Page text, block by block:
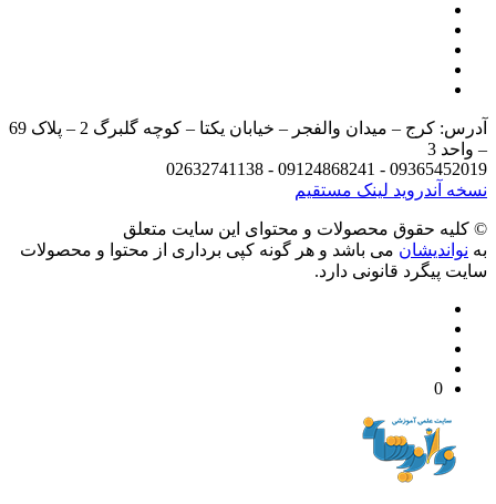
آدرس: کرج – میدان والفجر – خیابان یکتا – کوچه گلبرگ 2 – پلاک 69
3
09365452019 - 09124868241 -
آندرویدلینک مستقیم
حقوق محصولات و محتوای اين سایت متعلق
می باشد و هر گونه کپی برداری از محتوا و محصولات
پیگرد قانونی دارد.